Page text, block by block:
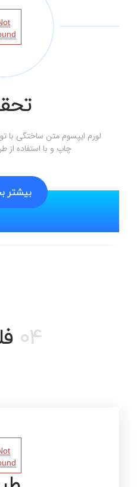
لورم ایپسوم متن ساختگی با
چاپ و با استفاده از
بیشتر
بیشتر
04